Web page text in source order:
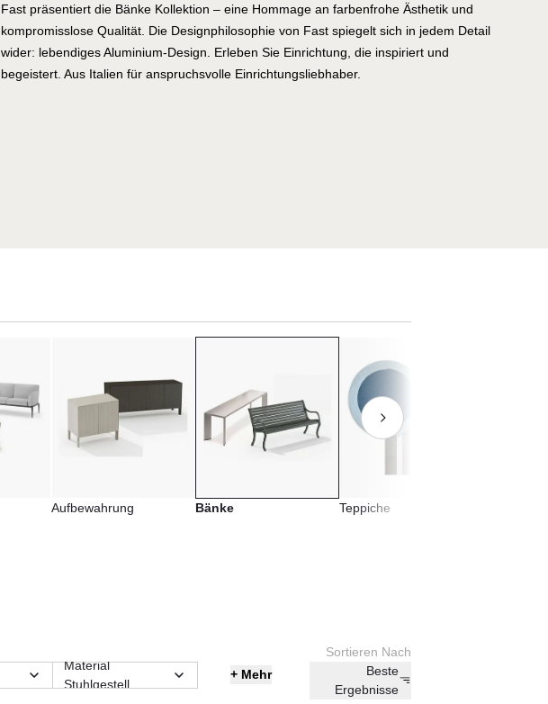
Fast präsentiert die Bänke Kollektion – eine Hommage an farbenfrohe Ästhetik und
kompromisslose Qualität. Die Designphilosophie von Fast spiegelt sich in jedem Detail
wider: lebendiges Aluminium-Design. Erleben Sie Einrichtung, die inspiriert und
begeistert. Aus Italien für anspruchsvolle Einrichtungsliebhaber.
Aufbewahrung Bänke Teppiche
Material
Stuhlgestell
+ Mehr
Sortieren Nach
Beste
Ergebnisse